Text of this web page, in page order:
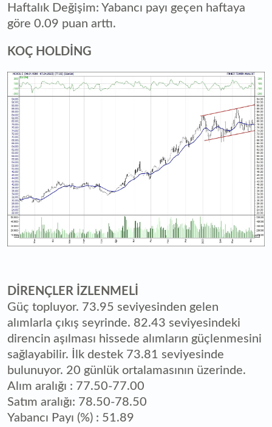
Haftalık Değişim: Yabancı payı geçen haftaya
göre 0.09 puan arttı.
KOÇ HOLDİNG
DİRENÇLER İZLENMELİ
Güç topluyor. 73.95 seviyesinden gelen
alımlarla çıkış seyrinde. 82.43 seviyesindeki
direncin aşılması hissede alımların güçlenmesini
sağlayabilir. İlk destek 73.81 seviyesinde
bulunuyor. 20 günlük ortalamasının üzerinde.
Alım aralığı : 77.50-77.00
Satım aralığı: 78.50-78.50
Yabancı Payı (%) : 51.89